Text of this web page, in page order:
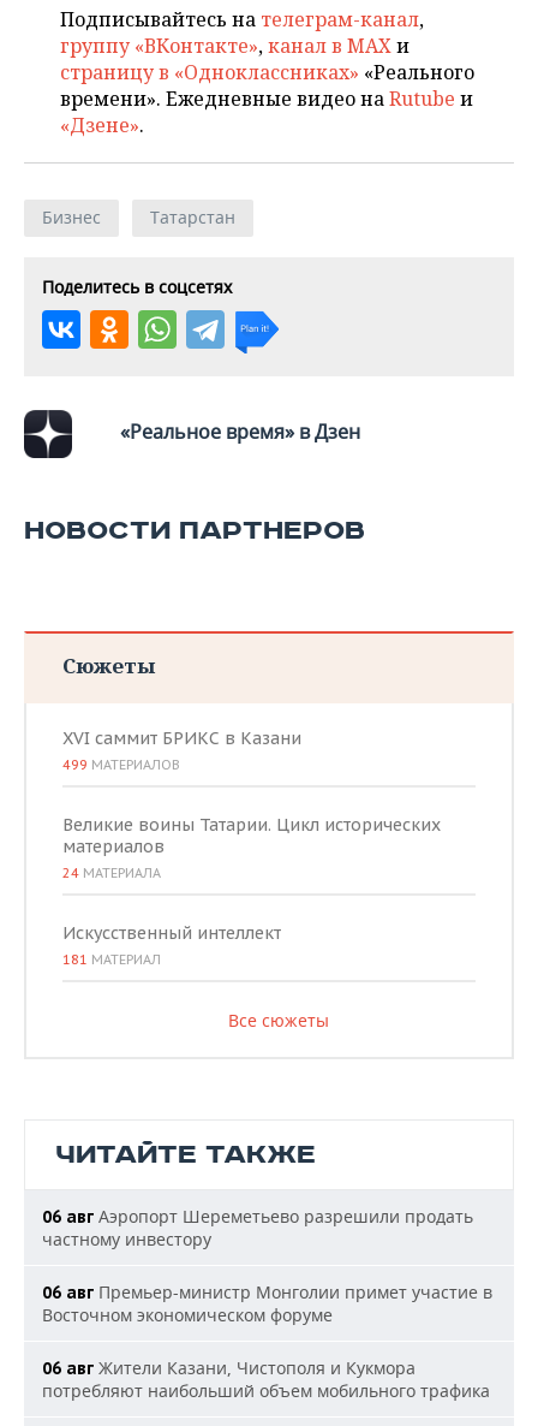
Подписывайтесь на телеграм-канал,
группу «ВКонтакте»,канал в MAXи
страницу в «Одноклассниках» «Реального
времени». Ежедневные видео наRutube и
«Дзене».
Бизнес Татарстан
Поделитесь в соцсетях
«Реальное время» в Дзен
НОВОСТИ ПАРТНЕРОВ
Сюжеты
XVI саммит БРИКС в Казани
499 МАТЕРИАЛОВ
Великие воины Татарии. Цикл исторических
материалов
24 МАТЕРИАЛА
Искусственный интеллект
181 МАТЕРИАЛ
Все сюжеты
ЧИТАЙТЕ ТАКЖЕ
06 авг Аэропорт Шереметьево разрешили продать
частному инвестору
06 авг Премьер-министр Монголии примет участие в
Восточном экономическом форуме
06 авг Жители Казани, Чистополя и Кукмора
потребляют наибольший объем мобильного трафика